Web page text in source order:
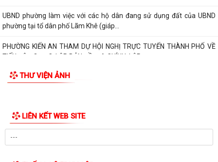
UBND phường làm việc với các hộ dân đang sử dụng đất của UBND
phường tại tổ dân phố Lãm Khê (giáp...
PHƯỜNG KIẾN AN THAM DỰ HỘI NGHỊ TRỰC TUYẾN THÀNH PHỐ VỀ
TIẾN ĐỘ ĐO ĐẠC, LẬP BẢN ĐỒ ĐỊA CHÍNH, LẬP...
Khai mạc huấn luyện Dân quân tự vệ tại chỗ năm 2026
Thông báo số 1298/TB-UBND ngày 31/7/2026 về việc công bố kế
hoạch, danh mục khu đất thực hiện đấu...
Thông báo số 1298/TB-UBND ngày 31/7/2026 của UBND phường về
THƯ VIỆN ẢNH
LIÊN KẾT WEB SITE